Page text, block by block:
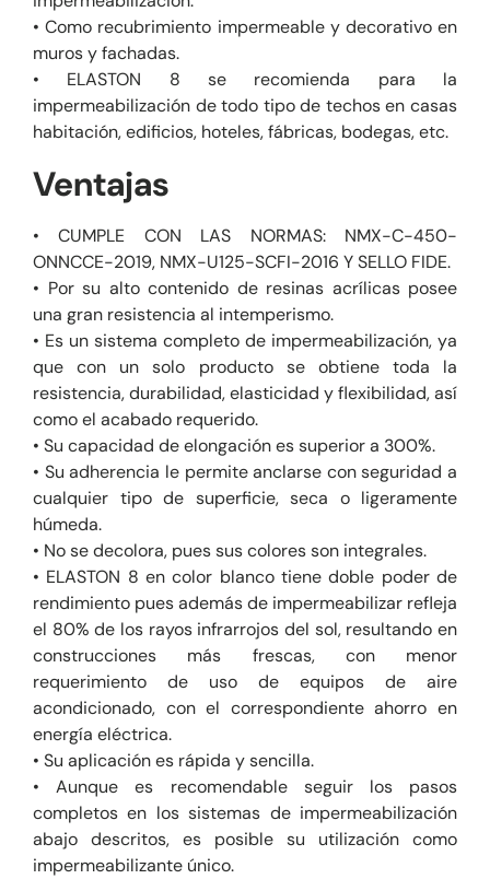
• Como recubrimiento impermeable y decorativo en
muros y fachadas.
• ELASTON 8 se recomienda para la
impermeabilización de todo tipo de techos en casas
habitación, edificios, hoteles, fábricas, bodegas, etc.
Ventajas
• CUMPLE CON LAS NORMAS: NMX-C-450-
ONNCCE-2019, NMX-U125-SCFI-2016 Y SELLO FIDE.
• Por su alto contenido de resinas acrílicas posee
una gran resistencia al intemperismo.
• Es un sistema completo de impermeabilización, ya
que con un solo producto se obtiene toda la
resistencia, durabilidad, elasticidad y flexibilidad, así
como el acabado requerido.
• Su capacidad de elongación es superior a 300%.
• Su adherencia le permite anclarse con seguridad a
cualquier tipo de superficie, seca o ligeramente
húmeda.
• No se decolora, pues sus colores son integrales.
• ELASTON 8 en color blanco tiene doble poder de
rendimiento pues además de impermeabilizar refleja
el 80% de los rayos infrarrojos del sol, resultando en
construcciones más frescas, con menor
requerimiento de uso de equipos de aire
acondicionado, con el correspondiente ahorro en
energía eléctrica.
• Su aplicación es rápida y sencilla.
• Aunque es recomendable seguir los pasos
completos en los sistemas de impermeabilización
abajo descritos, es posible su utilización como
impermeabilizante único.